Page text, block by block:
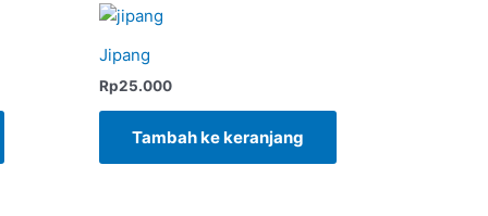
Jipang
Rp25.000
Tambah ke keranjang